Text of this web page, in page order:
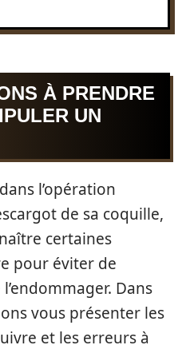
À PRENDRE
UN
l’opération
de sa coquille,
certaines
pour éviter de
Dans
vous présenter les
et les erreurs à